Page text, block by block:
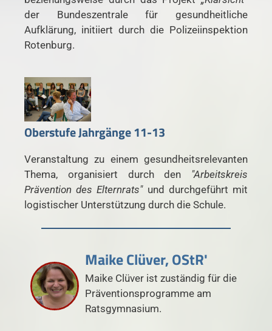
der Bundeszentrale für gesundheitliche
Aufklärung, initiiert durch die Polizeiinspektion
Rotenburg.
Oberstufe Jahrgänge 11-13
Veranstaltung zu einem gesundheitsrelevanten
Thema, organisiert durch den "Arbeitskreis
Prävention des Elternrats"und durchgeführt mit
logistischer Unterstützung durch die Schule.
Maike Clüver, OStR'
Maike Clüver ist zuständig für die
Präventionsprogramme am
Ratsgymnasium.